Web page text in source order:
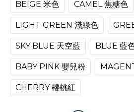
BEIGE 米色 CAMEL 焦糖色
LIGHT GREEN 淺綠色
SKY BLUE 天空藍 BLUE 藍
BABY PINK 嬰兒粉
CHERRY 櫻桃紅